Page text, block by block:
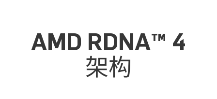
AMD RDNA™ 4
架构